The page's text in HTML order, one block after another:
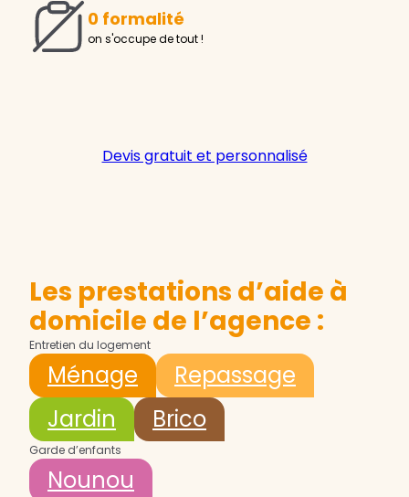
0 formalité
on s'occupe de tout !
Devis gratuit et personnalisé
Les prestations d’aide à
domicile de l’agence :
Entretien du logement
Ménage
Repassage
Jardin
Brico
Garde d’enfants
Nounou